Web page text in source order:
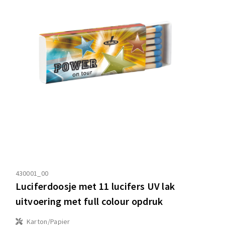
430001_00
Luciferdoosje met 11 lucifers UV lak
uitvoering met full colour opdruk
Karton/Papier